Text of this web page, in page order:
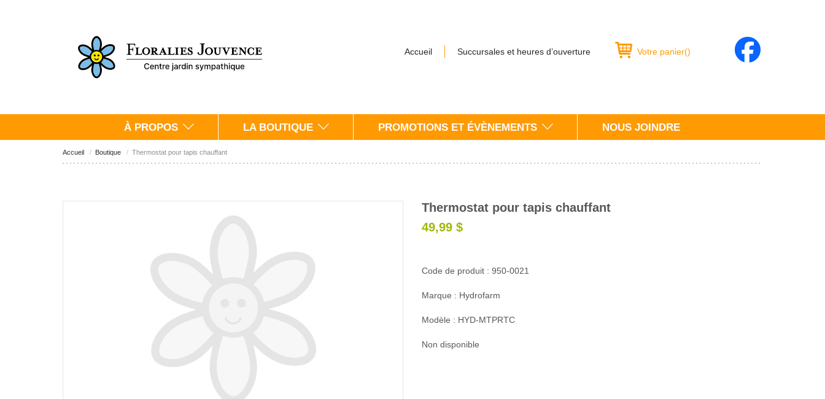
Accueil Succursales et heures d’ouverture Votre panier()
À PROPOS LA BOUTIQUE PROMOTIONS ET ÉVÈNEMENTS NOUS JOINDRE
Accueil Boutique Thermostat pour tapis chauffant
Thermostat pour tapis chauffant
49,99 $
Code de produit : 950-0021
Marque : Hydrofarm
Modèle : HYD-MTPRTC
Non disponible